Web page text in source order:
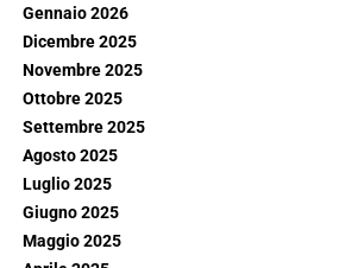
Gennaio 2026
Dicembre 2025
Novembre 2025
Ottobre 2025
Settembre 2025
Agosto 2025
Luglio 2025
Giugno 2025
Maggio 2025